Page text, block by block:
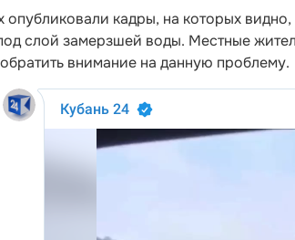
опубликовали кадры, на которых
слой замерзшей воды. Местные
внимание на данную проблему.